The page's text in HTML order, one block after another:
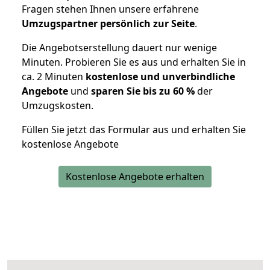
Fragen stehen Ihnen unsere erfahrene
Umzugspartner persönlich zur Seite.
Die Angebotserstellung dauert nur wenige
Minuten. Probieren Sie es aus und erhalten Sie in
ca. 2 Minuten kostenlose und unverbindliche
Angebote und sparen Sie bis zu 60 %der
Umzugskosten.
Füllen Sie jetzt das Formular aus und erhalten Sie
kostenlose Angebote
Kostenlose Angebote erhalten